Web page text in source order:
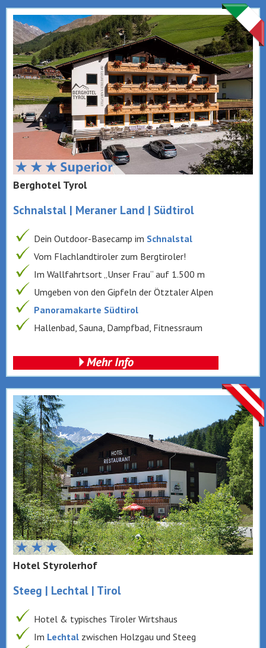
Berghotel Tyrol
Schnalstal | Meraner Land | Südtirol
Dein Outdoor-Basecamp im Schnalstal
Vom Flachlandtiroler zum Bergtiroler!
Im Wallfahrtsort „Unser Frau“ auf 1.500 m
Umgeben von den Gipfeln der Ötztaler Alpen
Panoramakarte Südtirol
Hallenbad, Sauna, Dampfbad, Fitnessraum
Hotel Styrolerhof
Steeg | Lechtal | Tirol
Hotel & typisches Tiroler Wirtshaus
Im Lechtal zwischen Holzgau und Steeg